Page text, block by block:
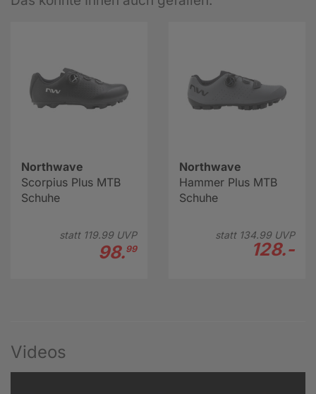
Northwave
Scorpius Plus MTB
Schuhe
statt 119.99UVP
98.99
Northwave
Hammer Plus MTB
Schuhe
statt 134.99UVP
128.-
Videos